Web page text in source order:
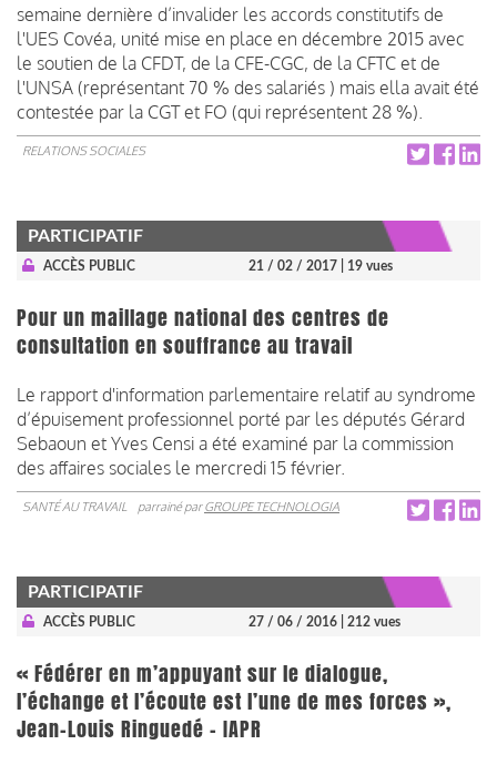
semaine dernière d’invalider les accords constitutifs de
l'UES Covéa, unité mise en place en décembre 2015 avec
le soutien de la CFDT, de la CFE-CGC, de la CFTC et de
l'UNSA (représentant 70 % des salariés ) mais ella avait été
contestée par la CGT et FO (qui représentent 28 %).
RELATIONS SOCIALES
PARTICIPATIF
ACCÈS PUBLIC 21 / 02 / 2017 | 19 vues
Pour un maillage national des centres de
consultation en souffrance au travail
Le rapport d'information parlementaire relatif au syndrome
d’épuisement professionnel porté par les députés Gérard
Sebaoun et Yves Censi a été examiné par la commission
des affaires sociales le mercredi 15 février.
SANTÉ AU TRAVAIL parrainé parGROUPE TECHNOLOGIA
PARTICIPATIF
ACCÈS PUBLIC 27 / 06 / 2016 | 212 vues
« Fédérer en m’appuyant sur le dialogue,
l’échange et l’écoute est l’une de mes forces »,
Jean-Louis Ringuedé - IAPR